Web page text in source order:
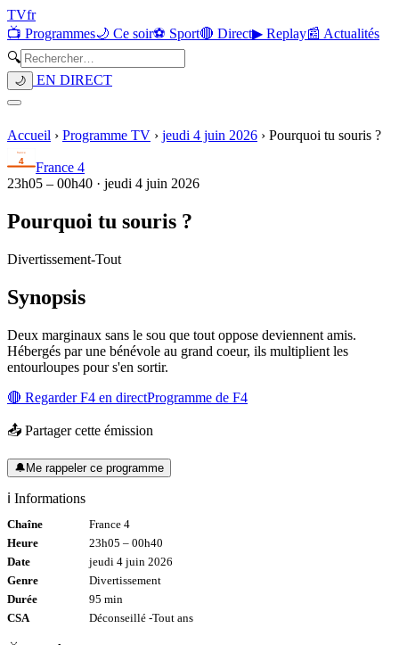
TVfr
📺 Programmes🌙 Ce soir⚽ Sport🔴 Direct▶ Replay📰 Actualités
🔍
🌙 EN DIRECT
Accueil › Programme TV › jeudi 4 juin 2026 › Pourquoi tu souris ?
France 4
23h05 – 00h40 · jeudi 4 juin 2026
Pourquoi tu souris ?
Divertissement-Tout
Synopsis
Deux marginaux sans le sou que tout oppose deviennent amis.
Hébergés par une bénévole au grand coeur, ils multiplient les
entourloupes pour s'en sortir.
🔴 RegarderF4 en directProgramme de F4
📤 Partager cette émission
🔔Me rappeler ce programme
ℹ️ Informations
Chaîne
France 4
Heure
23h05 – 00h40
Date
jeudi 4 juin 2026
Genre
Divertissement
Durée
95 min
CSA
Déconseillé -Tout ans